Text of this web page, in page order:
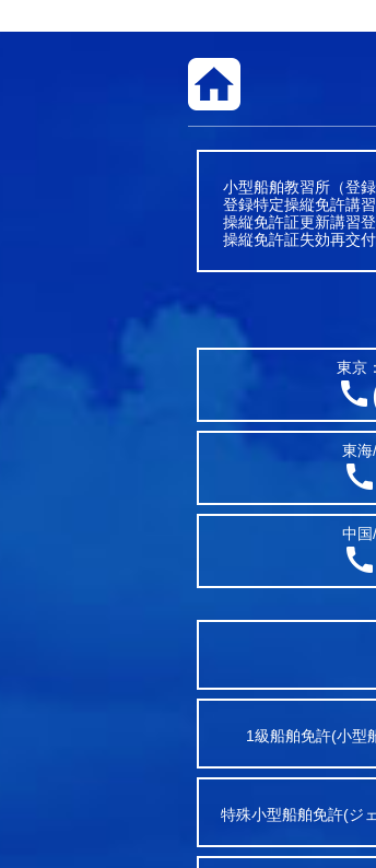
小型船舶教習所（登
登録特定操縦免許講
操縦免許証更新講習
操縦免許証失効再交
東京
東海
中国
1級船舶免許(小型
特殊小型船舶免許(ジ